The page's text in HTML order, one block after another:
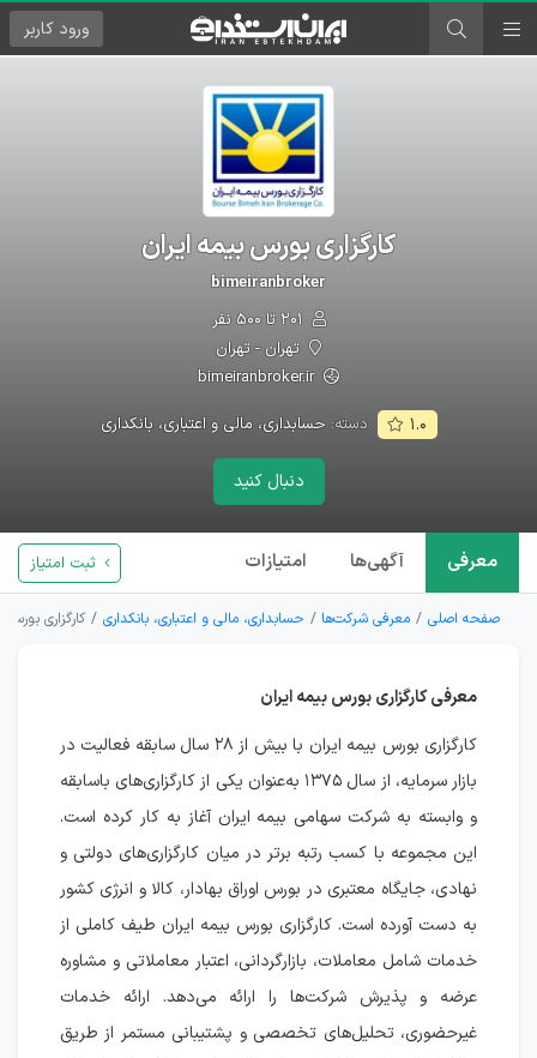
ورود کاربر
کارگزاری بورس بیمه ایران
bimeiranbroker
تهران - تهران
bimeiranbroker.ir
۱.۰ دسته: حسابداری، مالی و اعتباری، بانکداری
دنبال کنید
معرفی آگهی‌ها امتیازات ثبت امتیاز
صفحه اصلی معرفی شرکت‌ها حسابداری، مالی و اعتباری، بانکداری کارگزاری بورس
معرفی کارگزاری بورس بیمه ایران
کارگزاری بورس بیمه ایران با بیش از ۲۸ سال سابقه فعالیت در
بازار سرمایه، از سال ۱۳۷۵ به‌عنوان یکی از کارگزاری‌های باسابقه
و وابسته به شرکت سهامی بیمه ایران آغاز به کار کرده است.
این مجموعه با کسب رتبه برتر در میان کارگزاری‌های دولتی و
نهادی، جایگاه معتبری در بورس اوراق بهادار، کالا و انرژی کشور
به دست آورده است. کارگزاری بورس بیمه ایران طیف کاملی از
خدمات شامل معاملات، بازارگردانی، اعتبار معاملاتی و مشاوره
عرضه و پذیرش شرکت‌ها را ارائه می‌دهد. ارائه خدمات
غیرحضوری، تحلیل‌های تخصصی و پشتیبانی مستمر از طریق